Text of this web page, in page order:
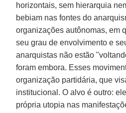
horizontais, sem hierarquia
bebiam nas fontes do
organizações autônomas, em
seu grau de envolvimento e
anarquistas não estão
foram embora. Esses
organização partidária, que
institucional. O alvo é outro:
própria utopia nas